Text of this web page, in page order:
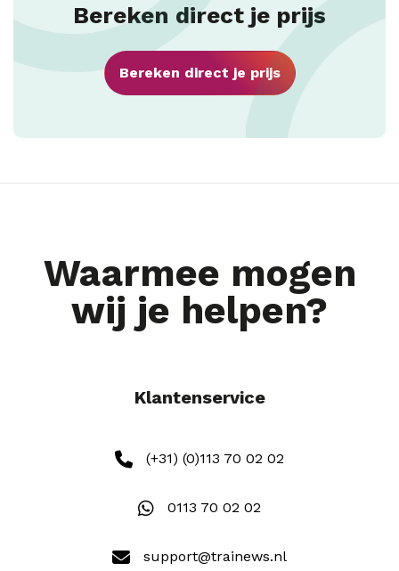
Bereken direct je prijs
Bereken direct je prijs
Waarmee mogen
wij je helpen?
Klantenservice
(+31) (0)113 70 02 02
0113 70 02 02
support@trainews.nl